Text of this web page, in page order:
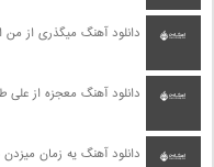
دانلود آهنگ میگذری از
دانلود آهنگ معجزه از علی
دانلود آهنگ یه زمان